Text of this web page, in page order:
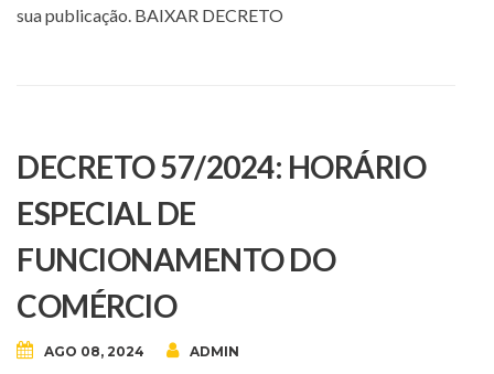
sua publicação. BAIXAR DECRETO
DECRETO 57/2024: HORÁRIO
ESPECIAL DE
FUNCIONAMENTO DO
COMÉRCIO
AGO 08, 2024 ADMIN